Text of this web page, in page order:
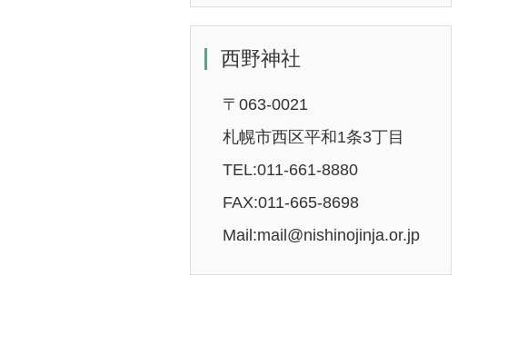
西野神社
〒063-0021
札幌市西区平和1条3丁目
TEL:011-661-8880
FAX:011-665-8698
Mail:mail@nishinojinja.or.jp